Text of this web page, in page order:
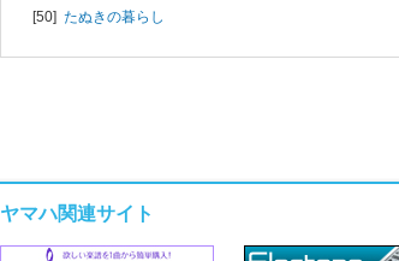
[50] たぬきの暮らし
ヤマハ関連サイト